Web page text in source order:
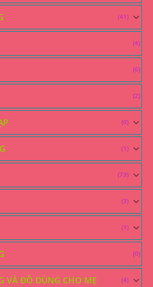
(41)
(4)
(6)
(2)
(0)
(1)
(73)
(3)
(1)
(0)
VÀ ĐỒ DÙNG CHO MẸ (4)